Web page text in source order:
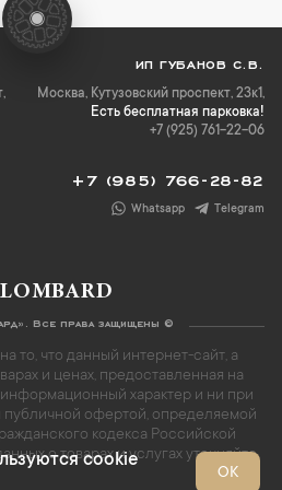
ИП ГУБАНОВ С.В.
Москва, Кутузовский проспект, 23к1,
Есть бесплатная парковка!
+7 (925) 761-22-06
+7 (985) 766-28-82
Whatsapp Telegram
Все права защищены ©
то, что данный интернет-сайт, а
и ценах, предоставленная на
характер и ни при
публичной офертой, определяемой
кодекса Российской
о товарах и услугах уточняйте
cookie
ОК